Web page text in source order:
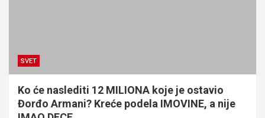
SVET
Ko će naslediti 12 MILIONA koje je ostavio
Đorđo Armani? Kreće podela IMOVINE, a nije